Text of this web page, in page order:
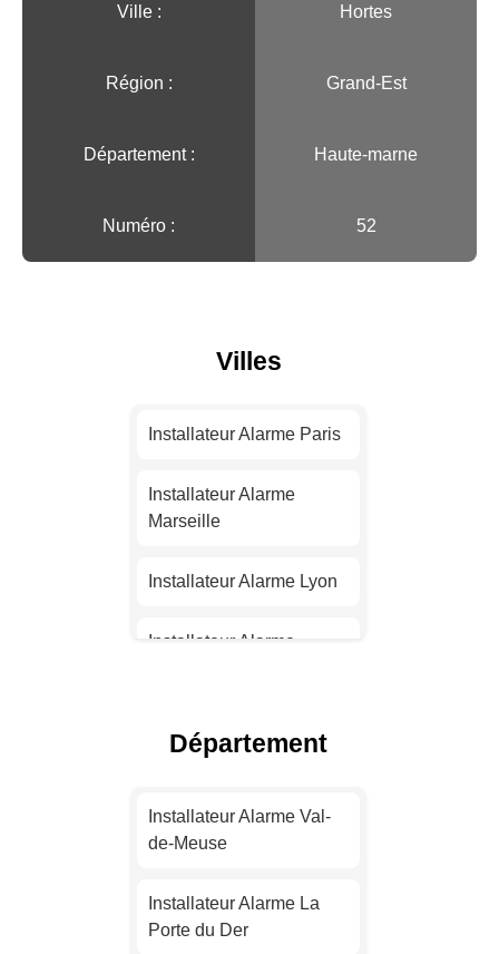
Ville :️ Hortes
Région :️ Grand-Est
Département : Haute-marne
Numéro : 52
Villes
Installateur Alarme Paris
Installateur Alarme
Marseille
Installateur Alarme Lyon
Installateur Alarme
Installateur Alarme Nice
Nantes
Strasbourg
Département
Installateur Alarme Val-
de-Meuse
Installateur Alarme La
Porte du Der